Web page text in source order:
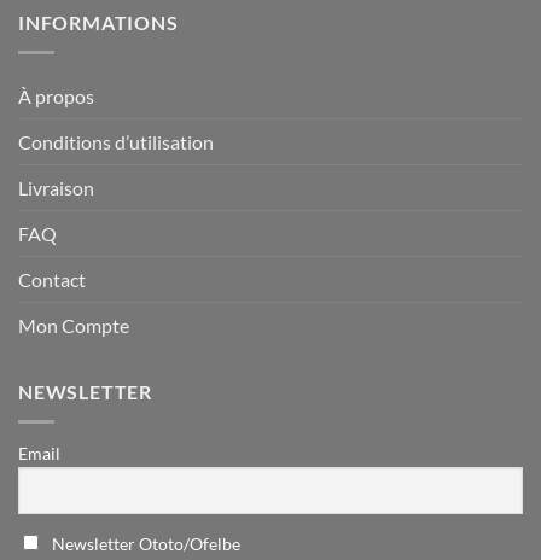
INFORMATIONS
À propos
Conditions d’utilisation
Livraison
FAQ
Contact
Mon Compte
NEWSLETTER
Email
Newsletter Ototo/Ofelbe